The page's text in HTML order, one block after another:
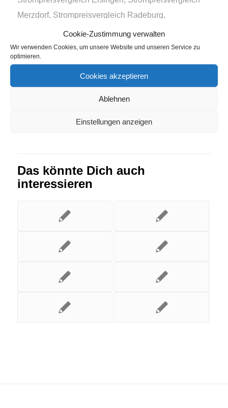
Cookie-Zustimmung verwalten
Wir verwenden Cookies, um unsere Website und unseren Service zu
optimieren.
Cookies akzeptieren
Ablehnen
Einstellungen anzeigen
Merzdorf, Strompreisvergleich Radeburg,
Strompreisvergleich Reeßum
Strompreisvergleich
Tecklenburg,Strompreisvergleich Westerdeichstrich
Eintrag teilen
Das könnte Dich auch
interessieren